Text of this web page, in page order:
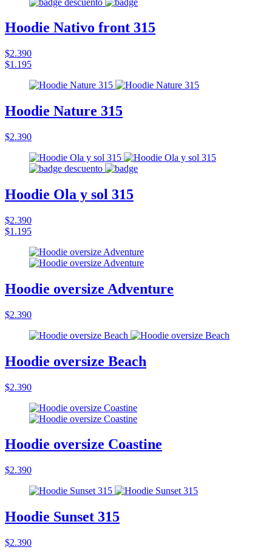
Hoodie Nativo front 315
$2.390
$1.195
Hoodie Nature 315
$2.390
Hoodie Ola y sol 315
$2.390
$1.195
Hoodie oversize Adventure
$2.390
Hoodie oversize Beach
$2.390
Hoodie oversize Coastine
$2.390
Hoodie Sunset 315
$2.390